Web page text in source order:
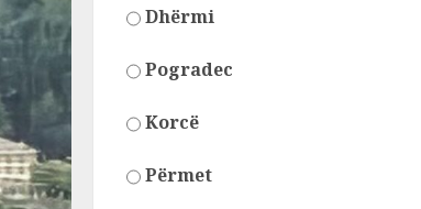
Dhërmi
Pogradec
Korcë
Përmet